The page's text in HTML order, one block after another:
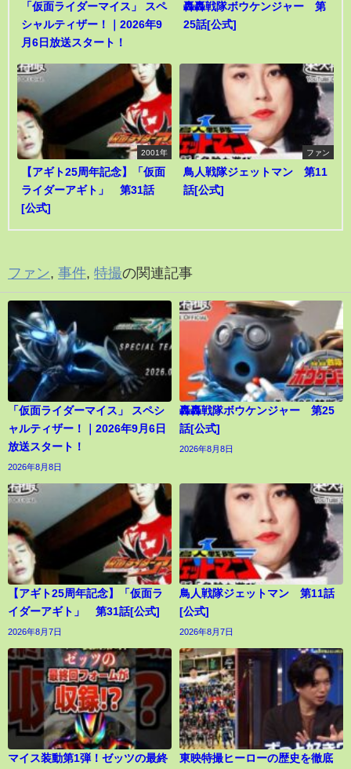
「仮面ライダーマイス」 スペ
シャルティザー！｜2026年9
月6日放送スタート！
轟轟戦隊ボウケンジャー 第
25話[公式]
2001年
【アギト25周年記念】「仮面
ライダーアギト」 第31話
[公式]
ファン
鳥人戦隊ジェットマン 第11
話[公式]
ファン, 事件, 特撮の関連記事
「仮面ライダーマイス」 スペシ
ャルティザー！｜2026年9月6日
放送スタート！
2026年8月8日
轟轟戦隊ボウケンジャー 第25
話[公式]
2026年8月8日
【アギト25周年記念】「仮面ラ
イダーアギト」 第31話[公式]
2026年8月7日
鳥人戦隊ジェットマン 第11話
[公式]
2026年8月7日
マイス装動第1弾！ゼッツの最終
東映特撮ヒーローの歴史を徹底